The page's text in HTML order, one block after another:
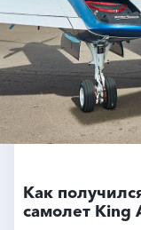
Как
самолет King